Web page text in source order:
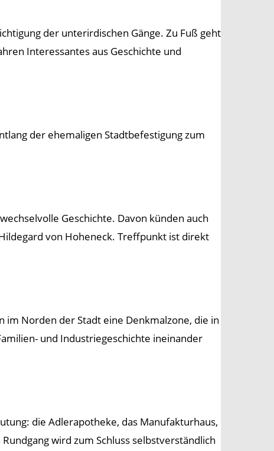
der unterirdischen Gänge. Zu Fuß geht
Interessantes aus Geschichte und
der ehemaligen Stadtbefestigung zum
Geschichte. Davon künden auch
von Hoheneck. Treffpunkt ist direkt
im Norden der Stadt eine Denkmalzone, die in
und Industriegeschichte ineinander
die Adlerapotheke, das Manufakturhaus,
wird zum Schluss selbstverständlich